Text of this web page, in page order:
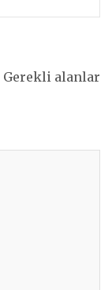
Gerekli alanlar